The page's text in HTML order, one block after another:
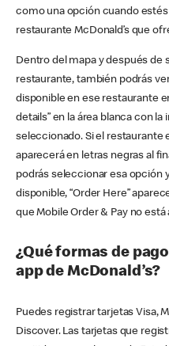
como una opción cuando
restaurante McDonald’s que
Dentro del mapa y después de
restaurante, también podrás
disponible en ese restaurante
details” en la área blanca con
seleccionado. Si el restaurante
aparecerá en letras negras al
podrás seleccionar esa opción
disponible, “Order Here”
que Mobile Order & Pay no
¿Qué formas de
app de McDonald’s?
Puedes registrar tarjetas Visa,
Discover. Las tarjetas que